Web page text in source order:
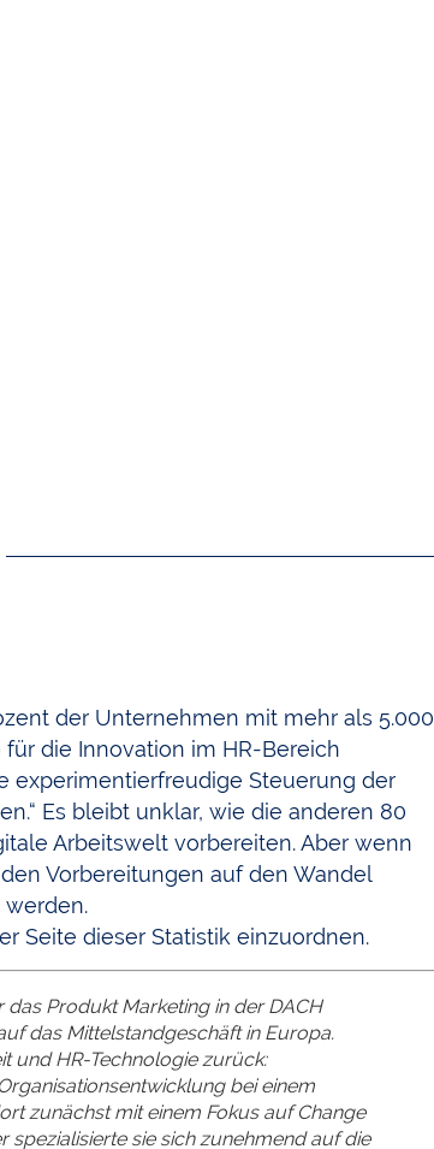
der Unternehmen mit mehr als 5.000
die Innovation im HR-Bereich
experimentierfreudige Steuerung der
Es bleibt unklar, wie die anderen 80
Arbeitswelt vorbereiten. Aber wenn
Vorbereitungen auf den Wandel
werden.
Seite dieser Statistik einzuordnen.
Produkt Marketing in der DACH
das Mittelstandgeschäft in Europa.
und HR-Technologie zurück:
bei einem
zunächst mit einem Fokus auf Change
sie sich zunehmend auf die